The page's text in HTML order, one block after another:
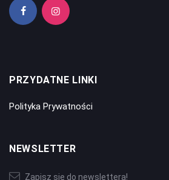
PRZYDATNE LINKI
Polityka Prywatności
NEWSLETTER
Zapisz się do newslettera!